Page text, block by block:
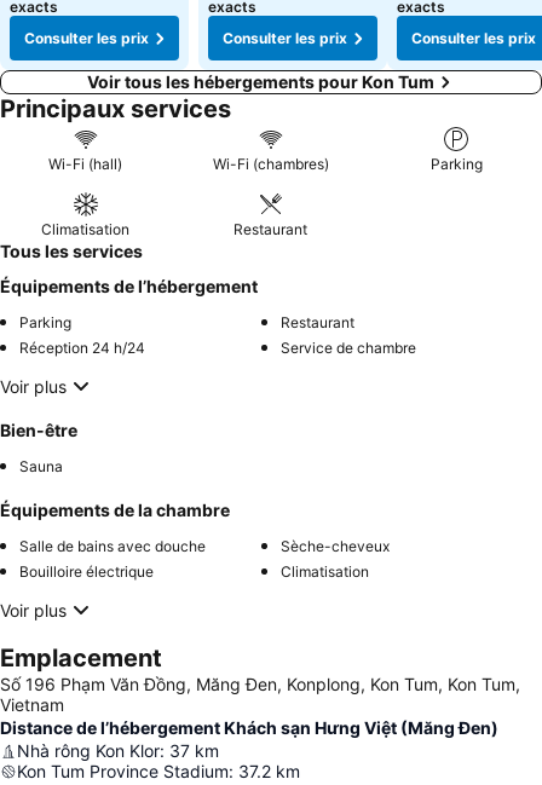
exacts
Consulter les prix
exacts
Consulter les prix
exacts
Consulter les prix
Voir tous les hébergements pour Kon Tum
Principaux services
Wi-Fi (hall) Wi-Fi (chambres) Parking
Climatisation Restaurant
Tous les services
Équipements de l’hébergement
Parking
Restaurant
Réception 24 h/24
Service de chambre
Voir plus
Bien-être
Sauna
Équipements de la chambre
Salle de bains avec douche
Sèche-cheveux
Bouilloire électrique
Climatisation
Voir plus
Emplacement
Số 196 Phạm Văn Đồng, Măng Đen, Konplong, Kon Tum, Kon Tum,
Vietnam
Distance de l’hébergement Khách sạn Hưng Việt (Măng Đen)
Nhà rông Kon Klor: 37 km
Kon Tum Province Stadium: 37.2 km